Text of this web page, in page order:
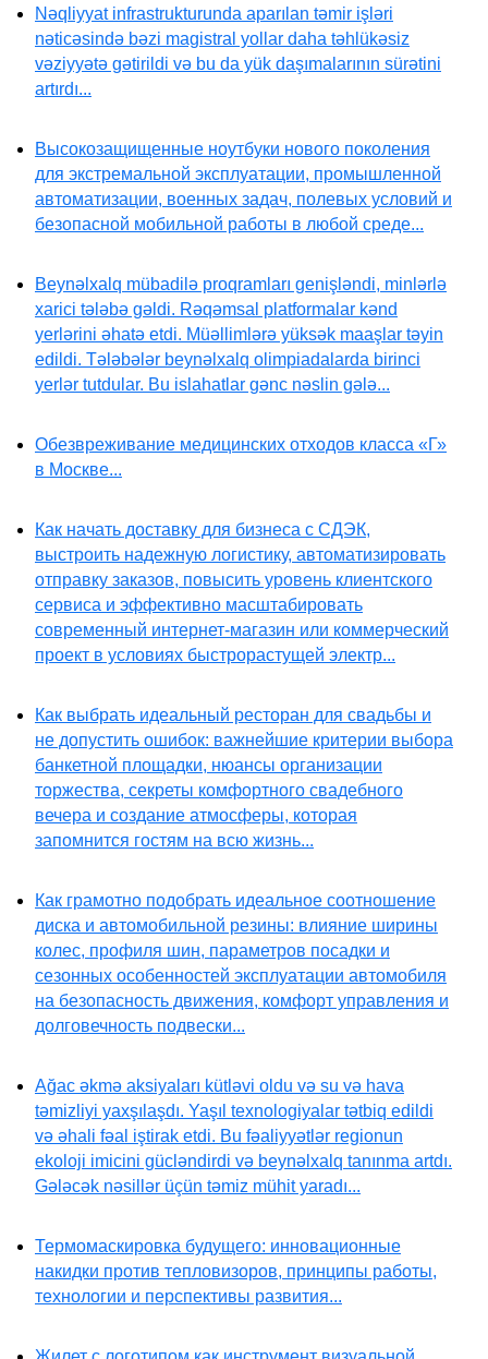
Nəqliyyat infrastrukturunda aparılan təmir işləri
nəticəsində bəzi magistral yollar daha təhlükəsiz
vəziyyətə gətirildi və bu da yük daşımalarının sürətini
artırdı...
Высокозащищенные ноутбуки нового поколения
для экстремальной эксплуатации, промышленной
автоматизации, военных задач, полевых условий и
безопасной мобильной работы в любой среде...
Beynəlxalq mübadilə proqramları genişləndi, minlərlə
xarici tələbə gəldi. Rəqəmsal platformalar kənd
yerlərini əhatə etdi. Müəllimlərə yüksək maaşlar təyin
edildi. Tələbələr beynəlxalq olimpiadalarda birinci
yerlər tutdular. Bu islahatlar gənc nəslin gələ...
Обезвреживание медицинских отходов класса «Г»
в Москве...
Как начать доставку для бизнеса с СДЭК,
выстроить надежную логистику, автоматизировать
отправку заказов, повысить уровень клиентского
сервиса и эффективно масштабировать
современный интернет-магазин или коммерческий
проект в условиях быстрорастущей электр...
Как выбрать идеальный ресторан для свадьбы и
не допустить ошибок: важнейшие критерии выбора
банкетной площадки, нюансы организации
торжества, секреты комфортного свадебного
вечера и создание атмосферы, которая
запомнится гостям на всю жизнь...
Как грамотно подобрать идеальное соотношение
диска и автомобильной резины: влияние ширины
колес, профиля шин, параметров посадки и
сезонных особенностей эксплуатации автомобиля
на безопасность движения, комфорт управления и
долговечность подвески...
Ağac əkmə aksiyaları kütləvi oldu və su və hava
təmizliyi yaxşılaşdı. Yaşıl texnologiyalar tətbiq edildi
və əhali fəal iştirak etdi. Bu fəaliyyətlər regionun
ekoloji imicini gücləndirdi və beynəlxalq tanınma artdı.
Gələcək nəsillər üçün təmiz mühit yaradı...
Термомаскировка будущего: инновационные
накидки против тепловизоров, принципы работы,
технологии и перспективы развития...